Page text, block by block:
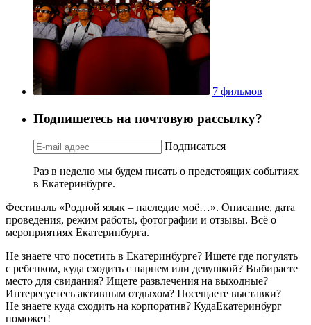
7 фильмов
Подпишетесь на почтовую рассылку?
Подписаться
Раз в неделю мы будем писать о предстоящих событиях
в Екатеринбурге.
Фестиваль «Родной язык – наследие моё…». Описание, дата
проведения, режим работы, фотографии и отзывы. Всё о
мероприятиях Екатеринбурга.
Не знаете что посетить в Екатеринбурге? Ищете где погулять
с ребенком, куда сходить с парнем или девушкой? Выбираете
место для свидания? Ищете развлечения на выходные?
Интересуетесь активным отдыхом? Посещаете выставки?
Не знаете куда сходить на корпоратив? КудаЕкатеринбург
поможет!